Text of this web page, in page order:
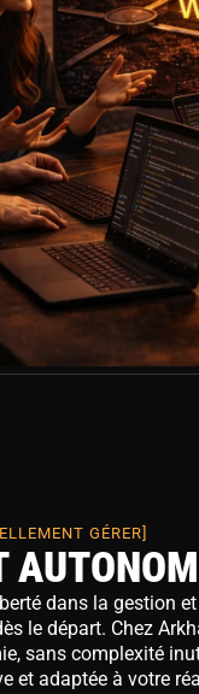
GÉRER]
dans la gestion
le départ. Chez
sans complexité
et adaptée à votre